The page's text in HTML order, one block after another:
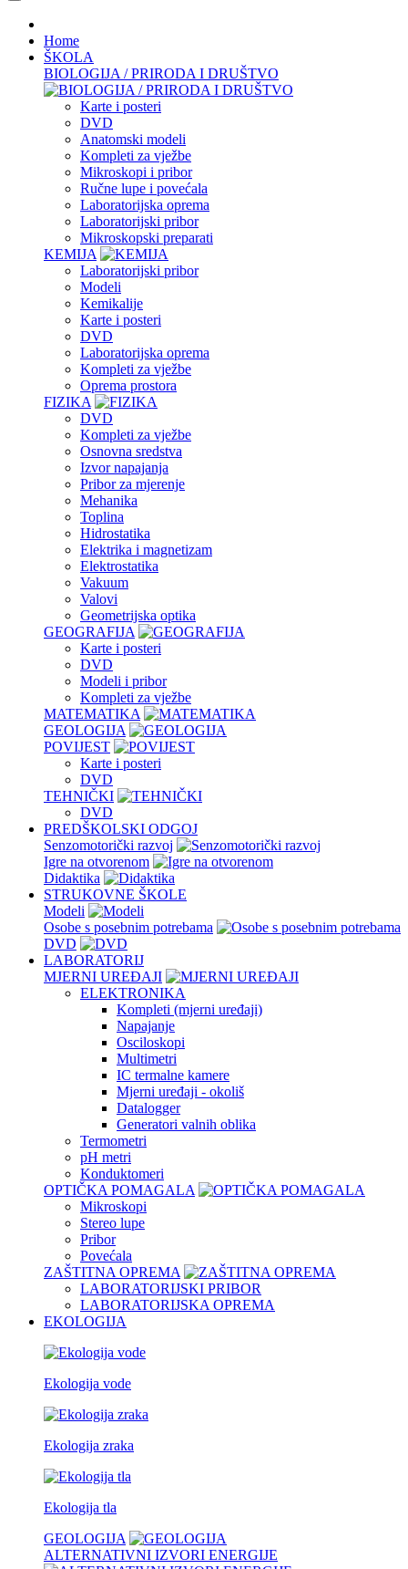
Home
ŠKOLA
BIOLOGIJA / PRIRODA I DRUŠTVO
Karte i posteri
DVD
Anatomski modeli
Kompleti za vježbe
Mikroskopi i pribor
Ručne lupe i povećala
Laboratorijska oprema
Laboratorijski pribor
Mikroskopski preparati
KEMIJA
Laboratorijski pribor
Modeli
Kemikalije
Karte i posteri
DVD
Laboratorijska oprema
Kompleti za vježbe
Oprema prostora
FIZIKA
DVD
Kompleti za vježbe
Osnovna sredstva
Izvor napajanja
Pribor za mjerenje
Mehanika
Toplina
Hidrostatika
Elektrika i magnetizam
Elektrostatika
Vakuum
Valovi
Geometrijska optika
GEOGRAFIJA
Karte i posteri
DVD
Modeli i pribor
Kompleti za vježbe
MATEMATIKA
GEOLOGIJA
POVIJEST
Karte i posteri
DVD
TEHNIČKI
DVD
PREDŠKOLSKI ODGOJ
Senzomotorički razvoj
Igre na otvorenom
Didaktika
STRUKOVNE ŠKOLE
Modeli
Osobe s posebnim potrebama
DVD
LABORATORIJ
MJERNI UREĐAJI
ELEKTRONIKA
Kompleti (mjerni uređaji)
Napajanje
Osciloskopi
Multimetri
IC termalne kamere
Mjerni uređaji - okoliš
Datalogger
Generatori valnih oblika
Termometri
pH metri
Konduktomeri
OPTIČKA POMAGALA
Mikroskopi
Stereo lupe
Pribor
Povećala
ZAŠTITNA OPREMA
LABORATORIJSKI PRIBOR
LABORATORIJSKA OPREMA
EKOLOGIJA
Ekologija vode
Ekologija zraka
Ekologija tla
GEOLOGIJA
ALTERNATIVNI IZVORI ENERGIJE